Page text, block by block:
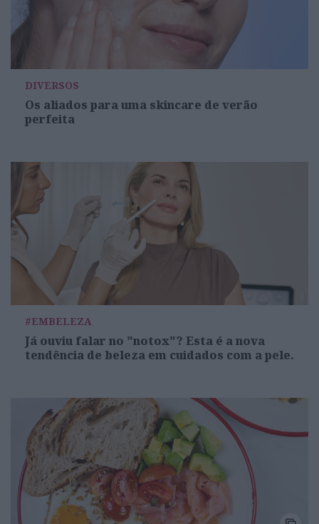
DIVERSOS
Os aliados para uma skincare de verão
perfeita
#EMBELEZA
Já ouviu falar no "notox"? Esta é a nova
tendência de beleza em cuidados com a pele.